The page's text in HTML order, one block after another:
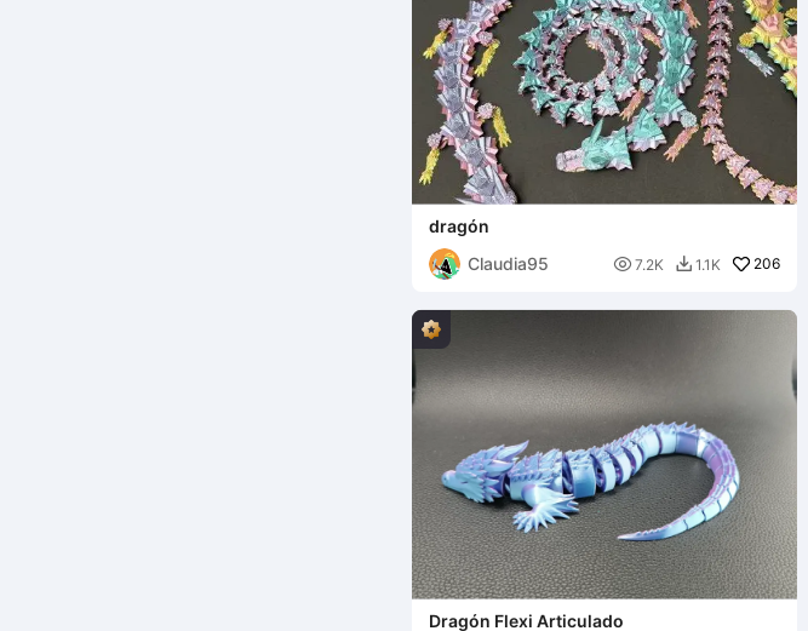
dragón
Claudia95
 7.2K  1.1K 206
Dragón Flexi Articulado